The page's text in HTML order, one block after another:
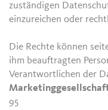
zuständigen
einzureichen oder
Die Rechte können
ihm beauftragten
Verantwortlichen der
95